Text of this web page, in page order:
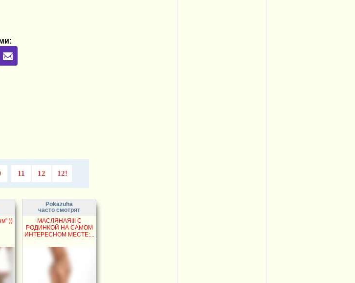
11 12 12!
))
Pokazuha
часто смотрят
МАСЛЯНАЯ!!! С
РОДИНКОЙ НА САМОМ
ИНТЕРЕСНОМ МЕСТЕ:...